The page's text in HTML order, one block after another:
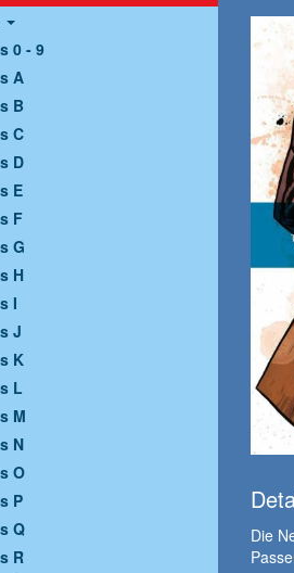
0 - 9
A
B
C
D
E
F
G
H
I
J
K
L
M
N
O
P
Q
R
Die